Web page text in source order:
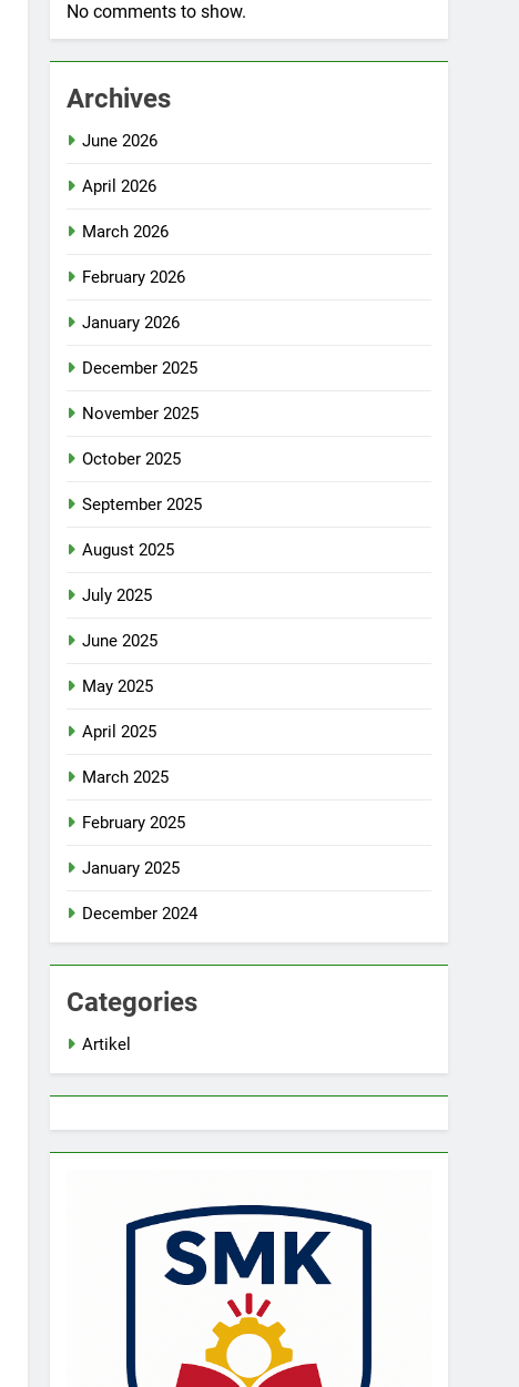
No comments to show.
Archives
June 2026
April 2026
March 2026
February 2026
January 2026
December 2025
November 2025
October 2025
September 2025
August 2025
July 2025
June 2025
May 2025
April 2025
March 2025
February 2025
January 2025
December 2024
Categories
Artikel